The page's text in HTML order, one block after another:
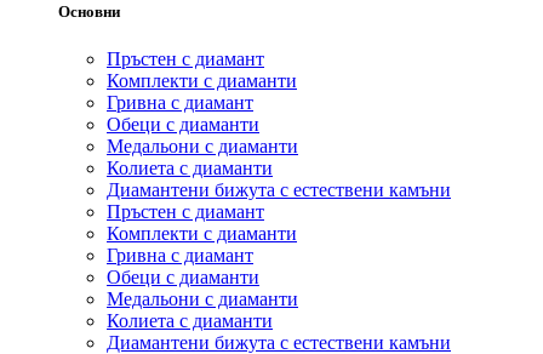
Основни
Пръстен с диамант
Комплекти с диаманти
Гривнa с диамант
Обеци с диаманти
Медальони с диаманти
Колиета с диаманти
Диамантени бижута с естествени камъни
Пръстен с диамант
Комплекти с диаманти
Гривнa с диамант
Обеци с диаманти
Медальони с диаманти
Колиета с диаманти
Диамантени бижута с естествени камъни